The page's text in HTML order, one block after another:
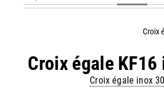
Croix égale
Croix égale inox
Croix